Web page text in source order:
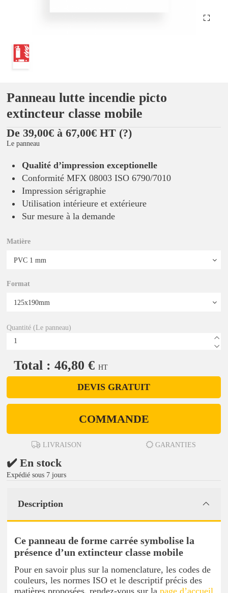
Panneau lutte incendie picto
extincteur classe mobile
De 39,00€ à 67,00€ HT (?)
Le panneau
Qualité d’impression exceptionelle
Conformité MFX 08003 ISO 6790/7010
Impression sérigraphie
Utilisation intérieure et extérieure
Sur mesure à la demande
Matière
Format
Quantité (Le panneau)
Total : 46,80 € HT
DEVIS GRATUIT
COMMANDE
LIVRAISON GARANTIES
✔️ En stock
Expédié sous 7 jours
Description
Ce panneau de forme carrée symbolise la
présence d’un extincteur classe mobile
Pour en savoir plus sur la nomenclature, les codes de
couleurs, les normes ISO et le descriptif précis des
matières proposées, rendez-vous sur la page d’accueil